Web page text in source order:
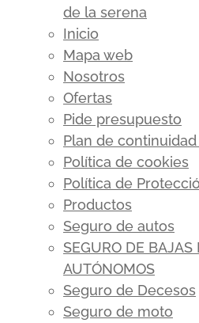
de la serena
Inicio
Mapa web
Nosotros
Ofertas
Pide presupuesto
Plan de
Política de cookies
Política de
Productos
Seguro de autos
SEGURO DE BAJAS
AUTÓNOMOS
Seguro de Decesos
Seguro de moto